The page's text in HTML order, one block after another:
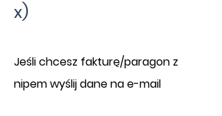
x)
​Jeśli chcesz fakturę/paragon z
nipem wyślij dane na e-mail